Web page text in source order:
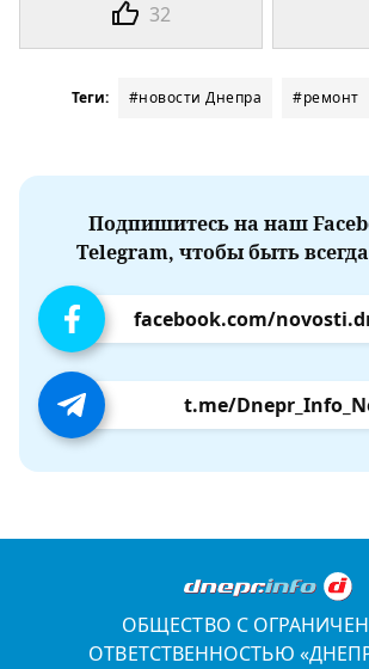
32
Теги: #новости Днепра #ремонт
Подпишитесь на наш
Telegram, чтобы быть
t.me/
ОБЩЕСТВО С
ОТВЕТСТВЕННОСТЬЮ